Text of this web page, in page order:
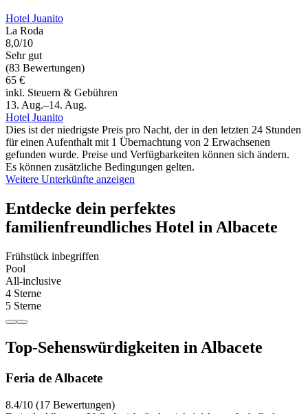
Hotel Juanito
La Roda
8,0/10
Sehr gut
(83 Bewertungen)
65 €
inkl. Steuern & Gebühren
13. Aug.–14. Aug.
Hotel Juanito
Dies ist der niedrigste Preis pro Nacht, der in den letzten 24 Stunden
für einen Aufenthalt mit 1 Übernachtung von 2 Erwachsenen
gefunden wurde. Preise und Verfügbarkeiten können sich ändern.
Es können zusätzliche Bedingungen gelten.
Weitere Unterkünfte anzeigen
Entdecke dein perfektes
familienfreundliches Hotel in Albacete
Frühstück inbegriffen
Pool
All-inclusive
4 Sterne
5 Sterne
Top-Sehenswürdigkeiten in Albacete
Feria de Albacete
8.4/10 (17 Bewertungen)